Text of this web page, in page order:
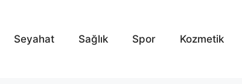
Seyahat Sağlık Spor Kozmetik